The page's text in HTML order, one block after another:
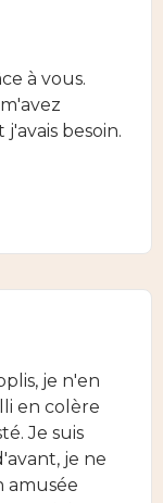
à vous.
besoin.
je n'en
en colère
Je suis
je ne
amusée